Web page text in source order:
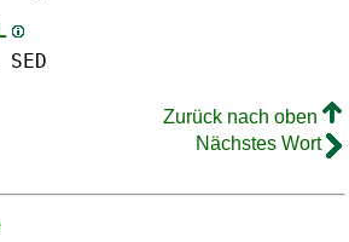
SED
Zurück nach oben
Nächstes Wort